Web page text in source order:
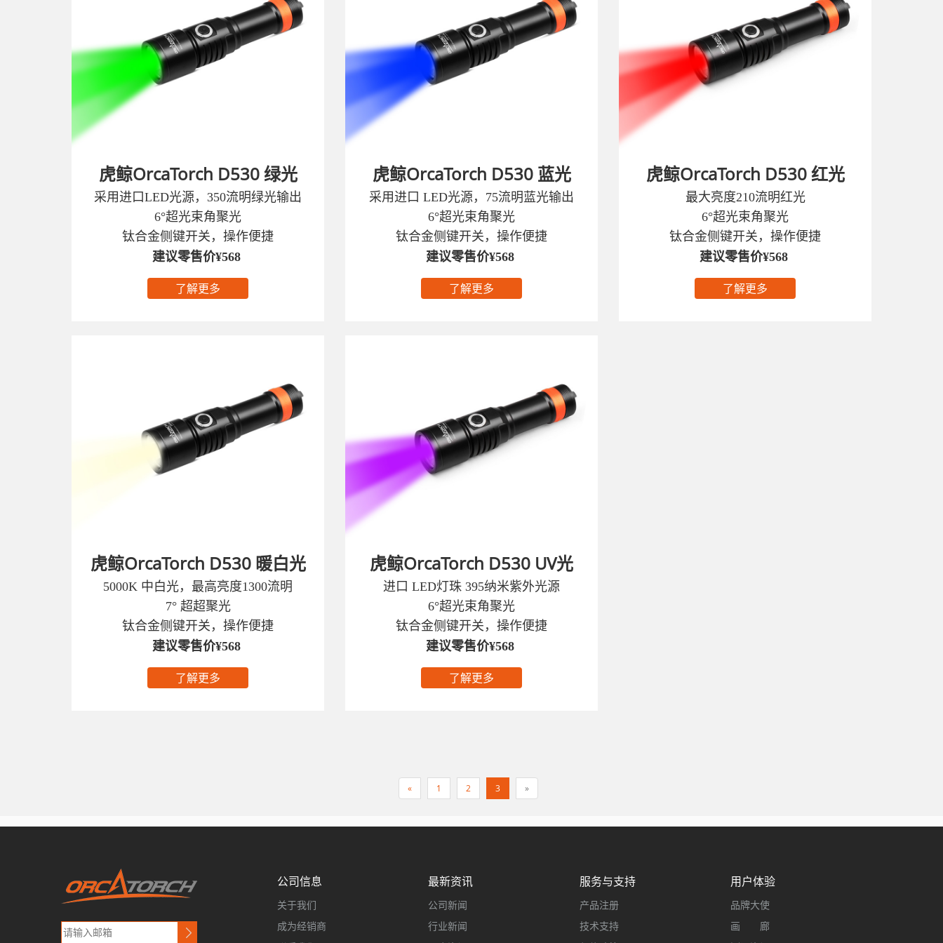
虎鲸OrcaTorch D530 绿光
采用进口LED光源，350流明绿光输出‌
6°超光束角聚光
钛合金侧键开关，操作便捷
建议零售价¥568
了解更多
虎鲸OrcaTorch D530 蓝光
采用进口 LED光源，75流明蓝光输出‌
6°超光束角聚光
钛合金侧键开关，操作便捷
建议零售价¥568
了解更多
虎鲸OrcaTorch D530 红光
最大亮度210流明红光‌
6°超光束角聚光
钛合金侧键开关，操作便捷
建议零售价¥568
了解更多
虎鲸OrcaTorch D530 暖白光
5000K 中白光，最高亮度1300流明
7° 超超聚光
钛合金侧键开关，操作便捷
建议零售价¥568
了解更多
虎鲸OrcaTorch D530 UV光
进口 LED灯珠 395纳米紫外光源
6°超光束角聚光
钛合金侧键开关，操作便捷
建议零售价¥568
了解更多
« 1 2 3 »
公司信息
关于我们
成为经销商
最新资讯
公司新闻
行业新闻
服务与支持
产品注册
技术支持
用户体验
品牌大使
画 廊